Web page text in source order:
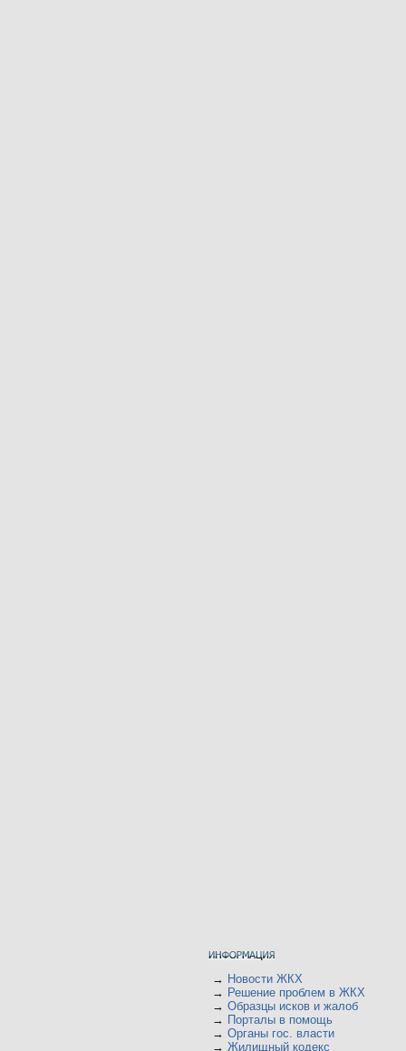
→ Новости ЖКХ
→ Решение проблем в ЖКХ
→ Образцы исков и жалоб
→ Порталы в помощь
→ Органы гос. власти
→ Жилищный кодекс